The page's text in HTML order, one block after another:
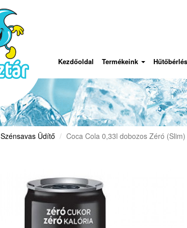
Kezdőoldal Termékeink Hűtőbérlés
Szénsavas Üdítő Coca Cola 0,33l dobozos Zéró (Slim)